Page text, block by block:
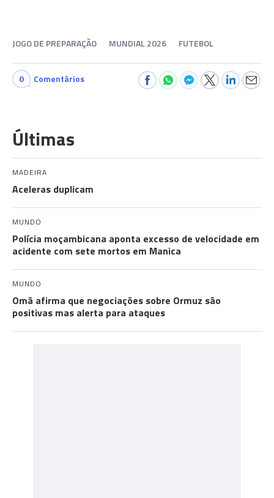
JOGO DE PREPARAÇÃO MUNDIAL 2026 FUTEBOL
0 Comentários
Últimas
MADEIRA
Aceleras duplicam
MUNDO
Polícia moçambicana aponta excesso de velocidade em
acidente com sete mortos em Manica
MUNDO
Omã afirma que negociações sobre Ormuz são
positivas mas alerta para ataques